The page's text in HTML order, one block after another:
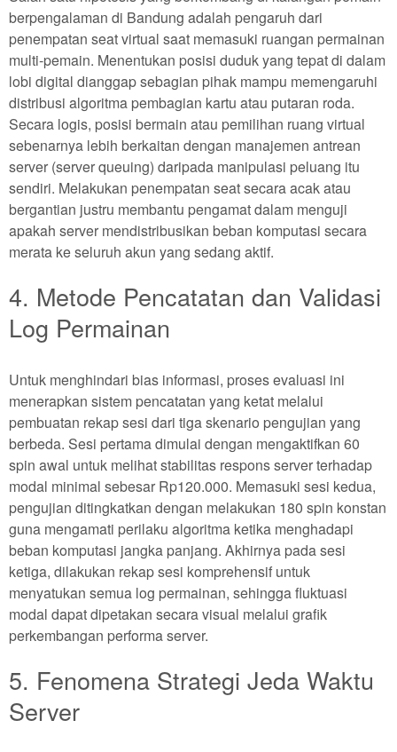
berpengalaman di Bandung adalah pengaruh dari
penempatan seat virtual saat memasuki ruangan permainan
multi-pemain. Menentukan posisi duduk yang tepat di dalam
lobi digital dianggap sebagian pihak mampu memengaruhi
distribusi algoritma pembagian kartu atau putaran roda.
Secara logis, posisi bermain atau pemilihan ruang virtual
sebenarnya lebih berkaitan dengan manajemen antrean
server (server queuing) daripada manipulasi peluang itu
sendiri. Melakukan penempatan seat secara acak atau
bergantian justru membantu pengamat dalam menguji
apakah server mendistribusikan beban komputasi secara
merata ke seluruh akun yang sedang aktif.
4. Metode Pencatatan dan Validasi
Log Permainan
Untuk menghindari bias informasi, proses evaluasi ini
menerapkan sistem pencatatan yang ketat melalui
pembuatan rekap sesi dari tiga skenario pengujian yang
berbeda. Sesi pertama dimulai dengan mengaktifkan 60
spin awal untuk melihat stabilitas respons server terhadap
modal minimal sebesar Rp120.000. Memasuki sesi kedua,
pengujian ditingkatkan dengan melakukan 180 spin konstan
guna mengamati perilaku algoritma ketika menghadapi
beban komputasi jangka panjang. Akhirnya pada sesi
ketiga, dilakukan rekap sesi komprehensif untuk
menyatukan semua log permainan, sehingga fluktuasi
modal dapat dipetakan secara visual melalui grafik
perkembangan performa server.
5. Fenomena Strategi Jeda Waktu
Server